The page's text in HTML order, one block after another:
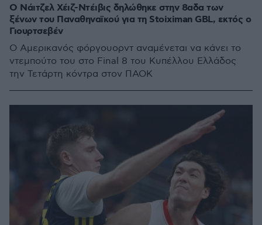
Ο Νάιτζελ Χέιζ-Ντέιβις δηλώθηκε στην 8αδα των
ξένων του Παναθηναϊκού για τη Stoiximan GBL, εκτός ο
Γιουρτσεβέν
Ο Αμερικανός φόργουορντ αναμένεται να κάνει το
ντεμπούτο του στο Final 8 του Κυπέλλου Ελλάδος
την Τετάρτη κόντρα στον ΠΑΟΚ